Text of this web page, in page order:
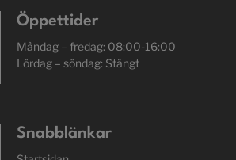
Öppettider
Måndag – fredag: 08:00-16:00
Lördag – söndag: Stängt
Snabblänkar